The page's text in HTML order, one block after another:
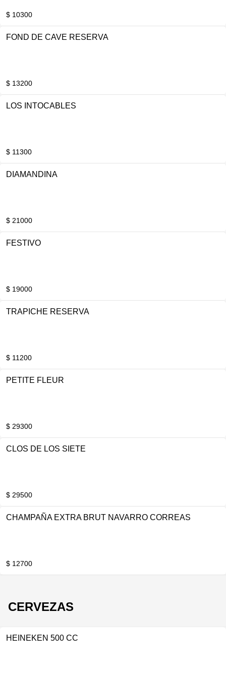
$ 10300
FOND DE CAVE RESERVA
$ 13200
LOS INTOCABLES
$ 11300
DIAMANDINA
$ 21000
FESTIVO
$ 19000
TRAPICHE RESERVA
$ 11200
PETITE FLEUR
$ 29300
CLOS DE LOS SIETE
$ 29500
CHAMPAÑA EXTRA BRUT NAVARRO CORREAS
$ 12700
CERVEZAS
HEINEKEN 500 CC